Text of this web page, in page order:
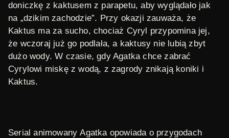
doniczkę z kaktusem z parapetu, aby wyglądało jak
na „dzikim zachodzie”. Przy okazji zauważa, że
Kaktus ma za sucho, chociaż Cyryl przypomina jej,
że wczoraj już go podlała, a kaktusy nie lubią zbyt
dużo wody. W czasie, gdy Agatka chce zabrać
Cyrylowi miskę z wodą, z zagrody znikają koniki i
Kaktus.
Serial animowany Agatka opowiada o przygodach